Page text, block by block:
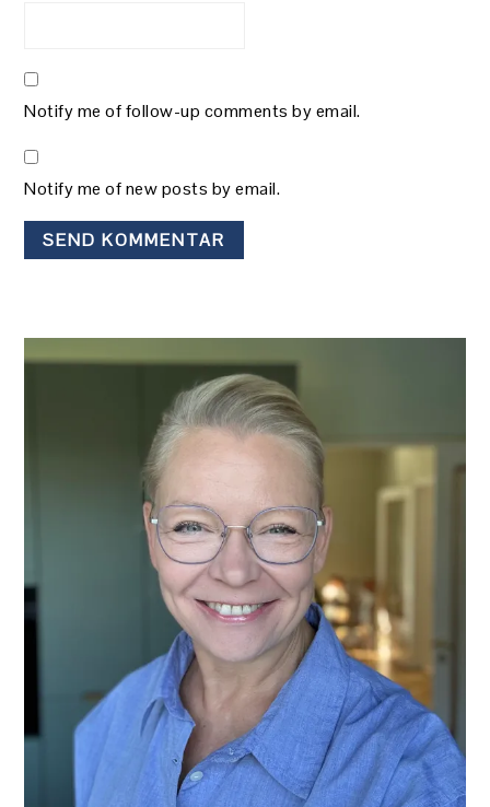
Notify me of follow-up comments by email.
Notify me of new posts by email.
PRIMÆR